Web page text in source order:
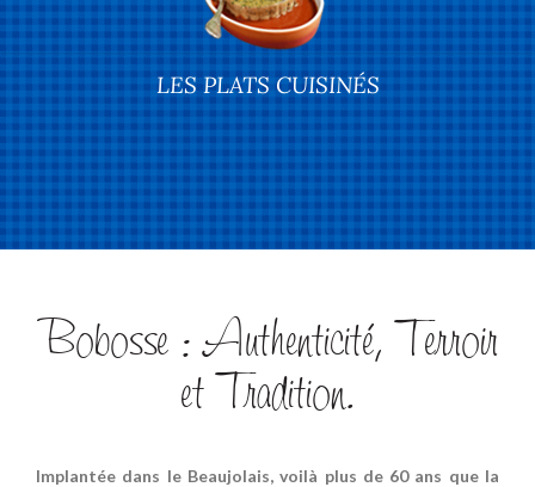
LES PLATS CUISINÉS
Bobosse : Authenticité, Terroir
et Tradition.
Implantée dans le Beaujolais, voilà plus de 60 ans que la